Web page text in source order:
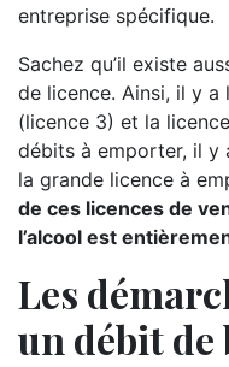
entreprise spécifique.
Sachez qu’il existe
de licence. Ainsi, il y
(licence 3) et la
débits à emporter, il y
la grande licence à
de ces licences de
l’alcool est
Les
un débit de